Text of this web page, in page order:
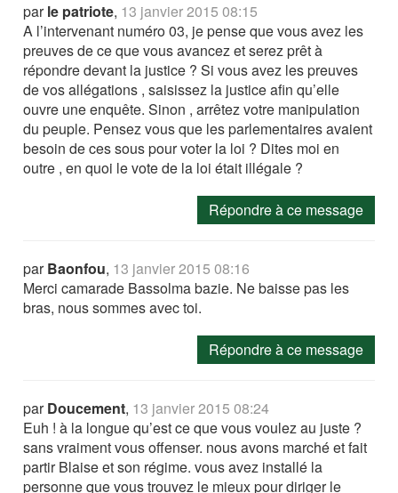
parle patriote, 13 janvier 2015 08:15
A l’intervenant numéro 03, je pense que vous avez les
preuves de ce que vous avancez et serez prêt à
répondre devant la justice ? Si vous avez les preuves
de vos allégations , saisissez la justice afin qu’elle
ouvre une enquête. Sinon , arrêtez votre manipulation
du peuple. Pensez vous que les parlementaires avaient
besoin de ces sous pour voter la loi ? Dites moi en
outre , en quoi le vote de la loi était illégale ?
Répondre à ce message
parBaonfou, 13 janvier 2015 08:16
Merci camarade Bassolma bazie. Ne baisse pas les
bras, nous sommes avec toi.
Répondre à ce message
parDoucement, 13 janvier 2015 08:24
Euh ! à la longue qu’est ce que vous voulez au juste ?
sans vraiment vous offenser. nous avons marché et fait
partir Blaise et son régime. vous avez installé la
personne que vous trouvez le mieux pour diriger le